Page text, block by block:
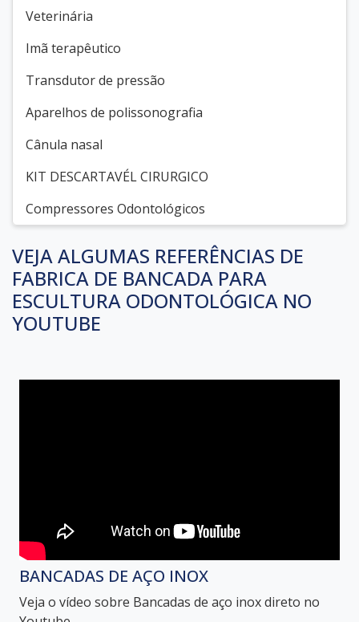
Veterinária
Imã terapêutico
Transdutor de pressão
Aparelhos de polissonografia
Cânula nasal
KIT DESCARTAVÉL CIRURGICO
Compressores Odontológicos
VEJA ALGUMAS REFERÊNCIAS DE
FABRICA DE BANCADA PARA
ESCULTURA ODONTOLÓGICA NO
YOUTUBE
BANCADAS DE AÇO INOX
Veja o vídeo sobre Bancadas de aço inox direto no